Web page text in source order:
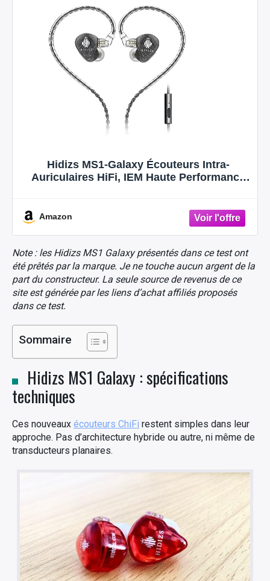
Hidizs MS1-Galaxy Écouteurs Intra-
Auriculaires HiFi, IEM Haute Performance
mm, Prise 3,5 mm, Contrôle en Ligne avec
Amazon
Note : les Hidizs MS1 Galaxy présentés dans ce test ont
été prêtés par la marque. Je ne touche aucun argent de la
part du constructeur. La seule source de revenus de ce
site est générée par les liens d’achat affiliés proposés
dans ce test.
Sommaire
Hidizs MS1 Galaxy : spécifications
techniques
Ces nouveaux écouteurs ChiFi restent simples dans leur
approche. Pas d’architecture hybride ou autre, ni même de
transducteurs planaires.